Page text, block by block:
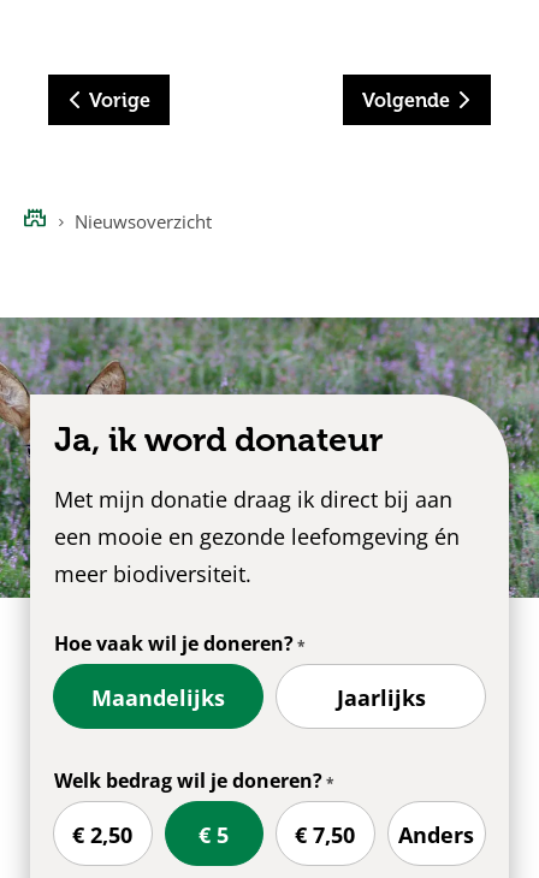
Vorige Volgende
Nieuwsoverzicht
Ja, ik word donateur
Met mijn donatie draag ik direct bij aan
een mooie en gezonde leefomgeving én
meer biodiversiteit.
Hoe vaak wil je doneren?
Maandelijks Jaarlijks
Welk bedrag wil je doneren?
€ 2,50 € 5 € 7,50 Anders